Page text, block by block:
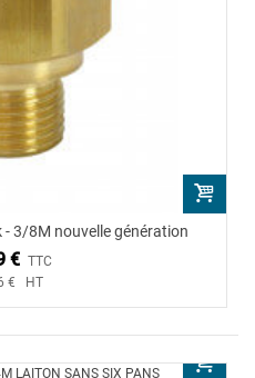
3/8M nouvelle génération
€ TTC
€ HT